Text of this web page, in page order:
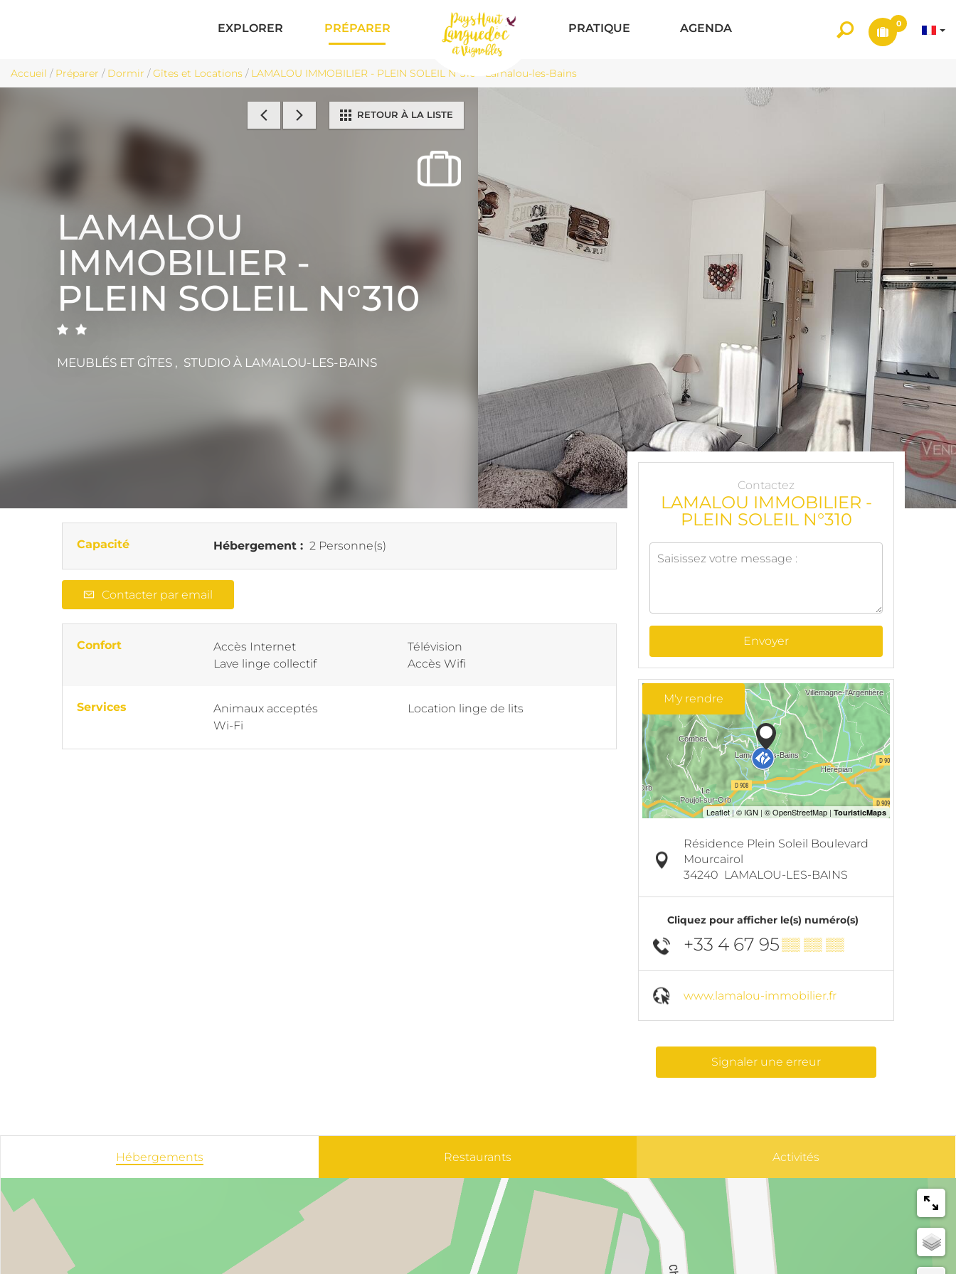
EXPLORER PRÉPARER PRATIQUE AGENDA 0
Accueil / Préparer / Dormir /Gîtes et Locations / LAMALOU IMMOBILIER - PLEIN SOLEIL N°310 - Lamalou-les-Bains
RETOUR À LA LISTE
LAMALOU
IMMOBILIER -
PLEIN SOLEIL N°310
MEUBLÉS ET GÎTES , STUDIO À LAMALOU-LES-BAINS
Capacité Hébergement : 2 Personne(s)
Contacter par email
Confort
Accès Internet
Lave linge collectif
Télévision
Accès Wifi
Services
Animaux acceptés
Wi-Fi
Location linge de lits
Contactez
LAMALOU IMMOBILIER -
PLEIN SOLEIL N°310
Envoyer
M'y rendre
Résidence Plein Soleil Boulevard
Mourcairol
34240 LAMALOU-LES-BAINS
Cliquez pour afficher le(s) numéro(s)
+33 4 67 95▒▒ ▒▒ ▒▒
www.lamalou-immobilier.fr
Signaler une erreur
Hébergements Restaurants Activités